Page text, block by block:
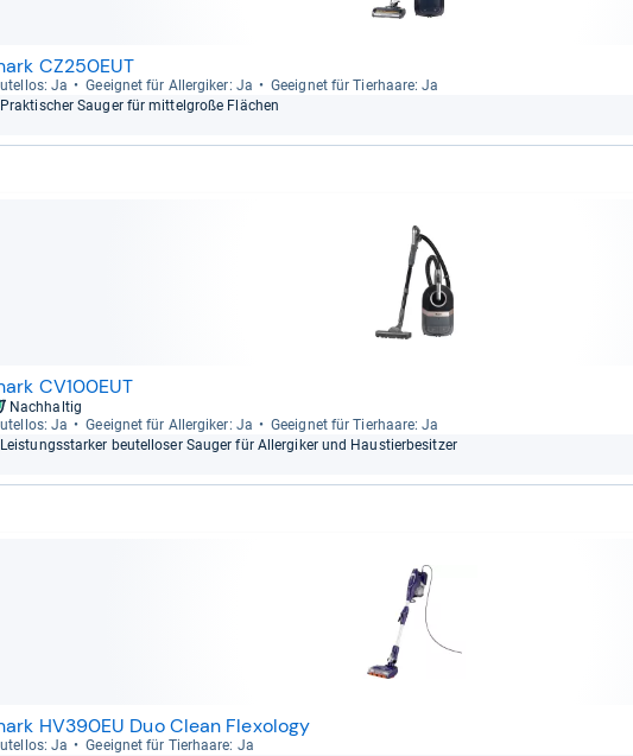
CZ250EUT
Ja Geeig­net für All­er­gi­ker: Ja
Geeig­net für Tier­haare: Ja
Prak­ti­scher Sau­ger für mit­tel­große Flä­chen
CV100EUT
Nachhaltig
Ja
Geeig­net für All­er­gi­ker: Ja
Geeig­net für Tier­haare: Ja
Leis­tungs­star­ker beu­tel­lo­ser Sau­ger für All­er­gi­ker und Haus­tier­be­sit­zer
HV390EU Duo Clean Flexology
Ja
Geeig­net für Tier­haare: Ja